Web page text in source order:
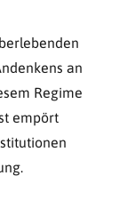
an
Regime
empört